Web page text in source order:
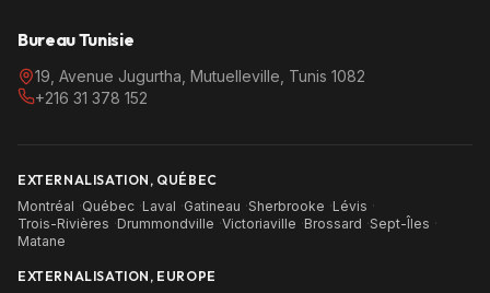
Bureau Tunisie
19, Avenue Jugurtha, Mutuelleville, Tunis 1082
+216 31 378 152
EXTERNALISATION, QUÉBEC
Montréal ·Québec ·Laval ·Gatineau ·Sherbrooke ·Lévis ·
Trois-Rivières ·Drummondville ·Victoriaville ·Brossard ·Sept-Îles ·
Matane
EXTERNALISATION, EUROPE